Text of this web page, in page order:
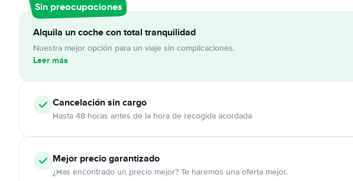
Sin preocupaciones
Alquila un coche con total tranquilidad
Nuestra mejor opción para un viaje sin complicaciones.
Leer más
Cancelaciónsin cargo
Hasta 48 horas antes de la hora de recogida acordada
Mejor precio garantizado
¿Has encontrado un precio mejor? Te haremos una oferta mejor.